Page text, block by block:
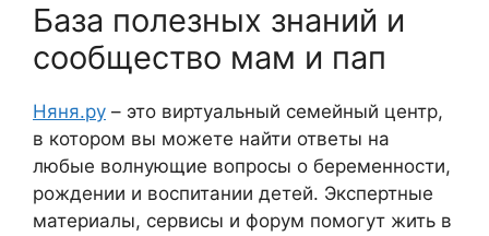
База полезных знаний и
сообщество мам и пап
Няня.ру – это виртуальный семейный центр,
в котором вы можете найти ответы на
любые волнующие вопросы о беременности,
рождении и воспитании детей. Экспертные
материалы, сервисы и форум помогут жить в